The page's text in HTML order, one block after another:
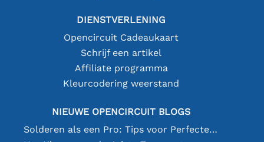
DIENSTVERLENING
Opencircuit Cadeaukaart
Schrijf een artikel
Affiliate programma
Kleurcodering weerstand
NIEUWE OPENCIRCUIT BLOGS
Solderen als een Pro: Tips voor Perfecte Elektronische Verbindingen